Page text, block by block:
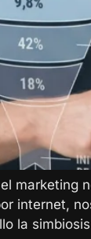
marketing
internet,
la